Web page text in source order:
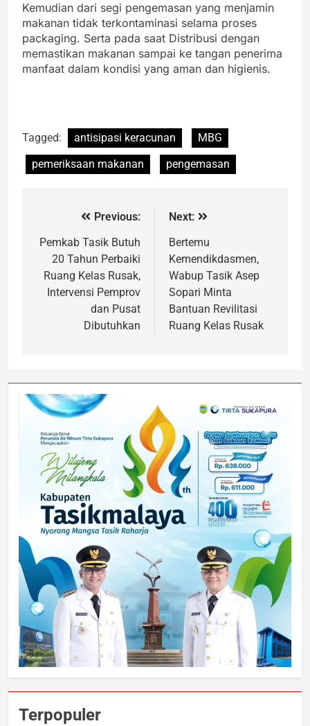
Kemudian dari segi pengemasan yang menjamin
makanan tidak terkontaminasi selama proses
packaging. Serta pada saat Distribusi dengan
memastikan makanan sampai ke tangan penerima
manfaat dalam kondisi yang aman dan higienis.
Tagged: antisipasi keracunan
MBG
pemeriksaan makanan
pengemasan
Previous:
Pemkab Tasik Butuh
20 Tahun Perbaiki
Ruang Kelas Rusak,
Intervensi Pemprov
dan Pusat
Dibutuhkan
Next:
Bertemu
Kemendikdasmen,
Wabup Tasik Asep
Sopari Minta
Bantuan Revilitasi
Ruang Kelas Rusak
Terpopuler